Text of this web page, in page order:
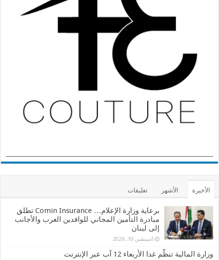
الأخيرة الأشهر تعليقات
برعاية وزارة الإعلام… Comin Insurance تطلق
مبادرة التأمين المجاني للوافدين العرب والأجانب
إلى لبنان
أغسطس 10, 2026
وزارة المالية تنظّم غدا الأربعاء 12 آب عبر الإنترنت